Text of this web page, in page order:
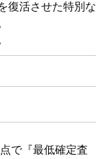
復活させた特別な
で『最低確定査